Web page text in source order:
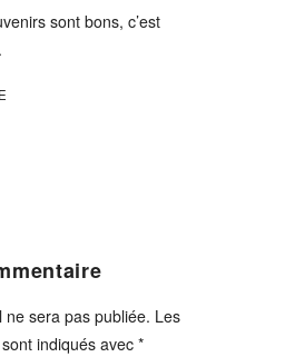
sont bons, c’est
sera pas publiée. Les
indiqués avec*